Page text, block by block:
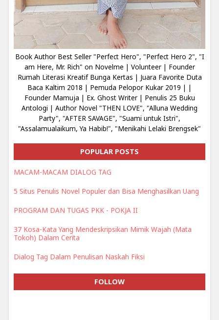
Book Author Best Seller "Perfect Hero", "Perfect Hero 2", "I
am Here, Mr. Rich" on Novelme | Volunteer | Founder
Rumah Literasi Kreatif Bunga Kertas | Juara Favorite Duta
Baca Kaltim 2018 | Pemuda Pelopor Kukar 2019 | |
Founder Mamuja | Ex. Ghost Writer | Penulis 25 Buku
Antologi | Author Novel "THEN LOVE", "Alluna Wedding
Party", "AFTER SAVAGE", "Suami untuk Istri",
"Assalamualaikum, Ya Habib!", "Menikahi Lelaki Brengsek"
POPULAR POSTS
MACAM-MACAM DIALOG TAG
5 Situs Penulis Novel Populer dan Bisa Menghasilkan Uang
PROGRAM DAN TUGAS PKK - POKJA II
37 Kosa-Kata Yang Mendeskripsikan Mimik Wajah (Mata
Tokoh) Dalam Cerita
Dialog Tag Dalam Penulisan Naskah Fiksi
FOLLOW